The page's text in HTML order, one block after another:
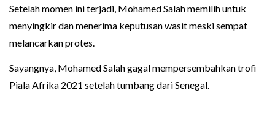
Setelah momen ini terjadi, Mohamed Salah memilih untuk
menyingkir dan menerima keputusan wasit meski sempat
melancarkan protes.
Sayangnya, Mohamed Salah gagal mempersembahkan trofi
Piala Afrika 2021 setelah tumbang dari Senegal.